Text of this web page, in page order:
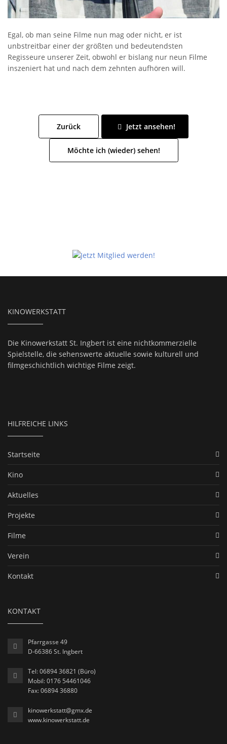
Egal, ob man seine Filme nun mag oder nicht, er ist
unbstreitbar einer der größten und bedeutendsten
Regisseure unserer Zeit, obwohl er bislang nur neun Filme
inszeniert hat und nach dem zehnten aufhören will.
Zurück Jetzt ansehen!
Möchte ich (wieder) sehen!
KINOWERKSTATT
Die Kinowerkstatt St. Ingbert ist eine nichtkommerzielle
Spielstelle, die sehenswerte aktuelle sowie kulturell und
filmgeschichtlich wichtige Filme zeigt.
HILFREICHE LINKS
Startseite
Kino
Aktuelles
Projekte
Filme
Verein
Kontakt
KONTAKT
Pfarrgasse 49
D-66386 St. Ingbert
Tel: 06894 36821 (Büro)
Mobil: 0176 54461046
Fax: 06894 36880
kinowerkstatt@gmx.de
www.kinowerkstatt.de